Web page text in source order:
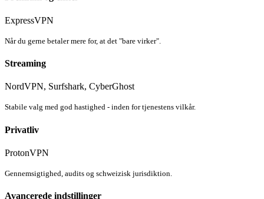
ExpressVPN
Når du gerne betaler mere for, at det "bare virker".
Streaming
NordVPN, Surfshark, CyberGhost
Stabile valg med god hastighed - inden for tjenestens vilkår.
Privatliv
ProtonVPN
Gennemsigtighed, audits og schweizisk jurisdiktion.
Avancerede indstillinger